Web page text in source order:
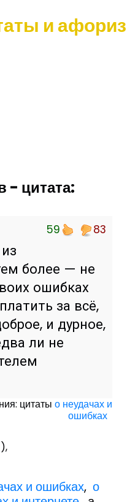
и
- цитата:
59 83
более — не
ошибках
за всё,
и дурное,
ли не
цитатыо неудачах и
ошибках
и ошибках,о